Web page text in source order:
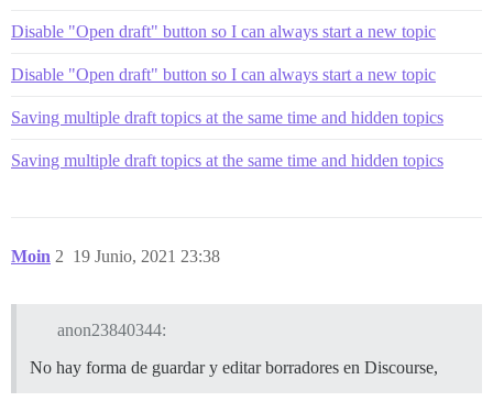
Disable "Open draft" button so I can always start a new topic
Disable "Open draft" button so I can always start a new topic
Saving multiple draft topics at the same time and hidden topics
Saving multiple draft topics at the same time and hidden topics
Moin 19 Junio, 2021 23:38
2
anon23840344:
No hay forma de guardar y editar borradores en Discourse,